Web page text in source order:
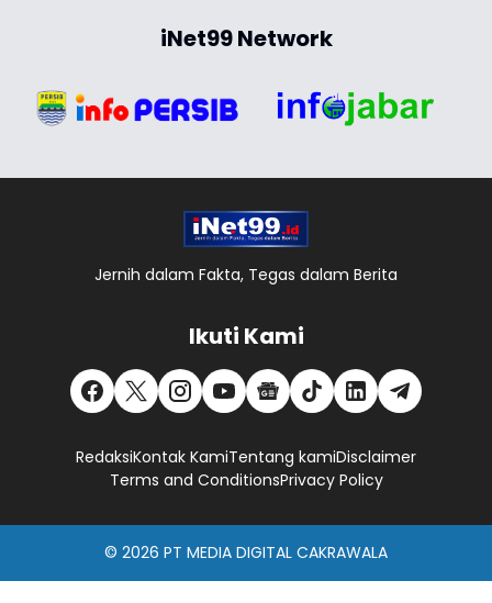
iNet99 Network
Jernih dalam Fakta, Tegas dalam Berita
Ikuti Kami
RedaksiKontak KamiTentang kamiDisclaimer
Terms and ConditionsPrivacy Policy
© 2026 PT MEDIA DIGITAL CAKRAWALA